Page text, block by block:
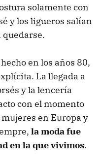
solamente con
y los ligueros salían
quedarse.
en los años 80,
La llegada a
y la lencería
con el momento
en Europa y
la moda fue
en la que vivimos.